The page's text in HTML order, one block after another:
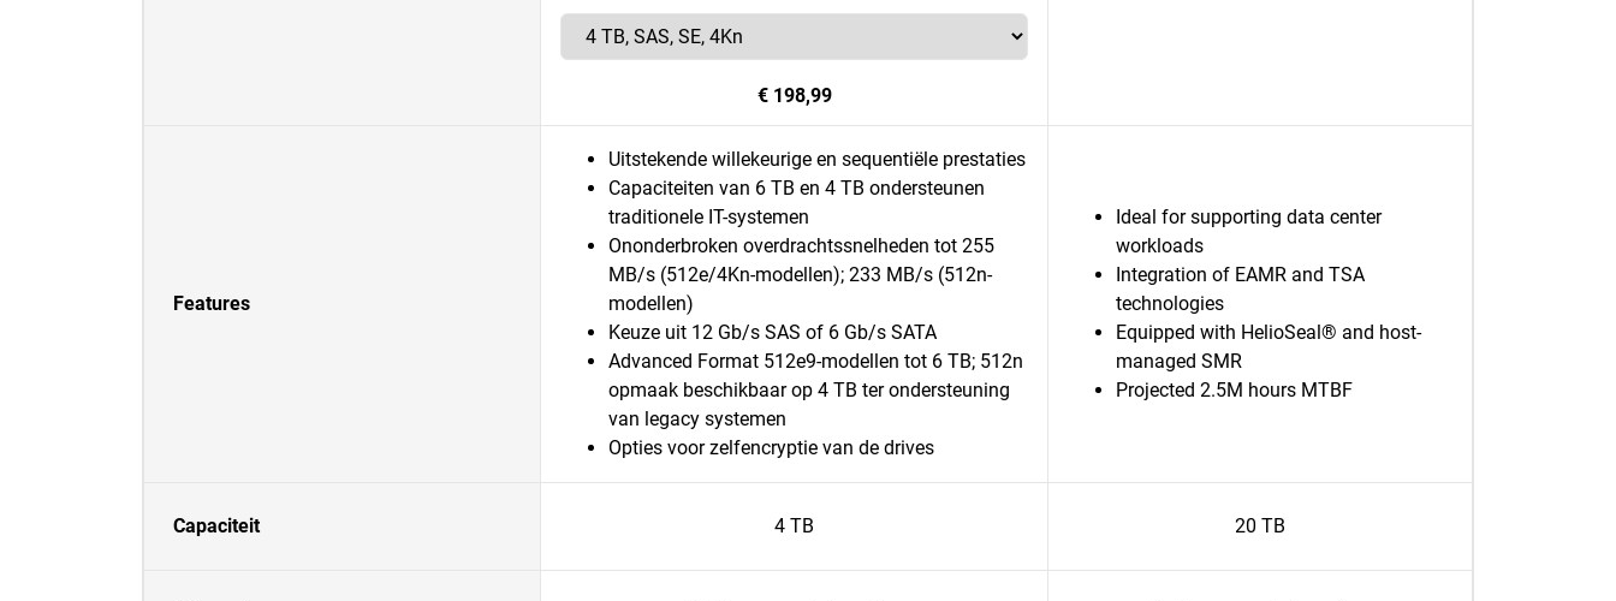
€ 198,99
Features
Uitstekende willekeurige en sequentiële prestaties
Capaciteiten van 6 TB en 4 TB ondersteunen
traditionele IT-systemen
Ononderbroken overdrachtssnelheden tot 255
MB/s (512e/4Kn-modellen); 233 MB/s (512n-
modellen)
Keuze uit 12 Gb/s SAS of 6 Gb/s SATA
Advanced Format 512e9-modellen tot 6 TB; 512n
opmaak beschikbaar op 4 TB ter ondersteuning
van legacy systemen
Opties voor zelfencryptie van de drives
Ideal for supporting data center
workloads
Integration of EAMR and TSA
technologies
Equipped with HelioSeal® and host-
managed SMR
Projected 2.5M hours MTBF
Capaciteit 4 TB 20 TB